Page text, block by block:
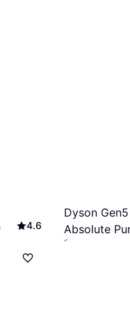
4.6
Dyson
Absolute